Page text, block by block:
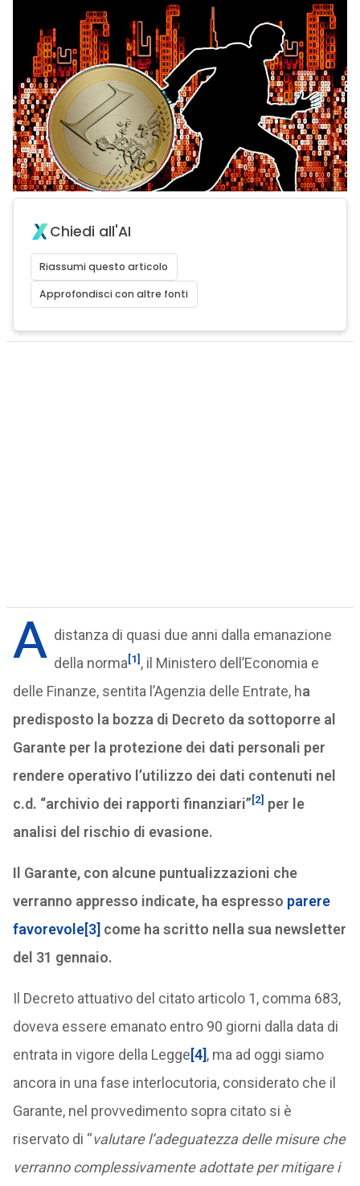
Chiedi all'AI
Riassumi questo articolo
Approfondisci con altre fonti
A distanza di quasi due anni dalla emanazione
della norma[1] , il Ministero dell’Economia e
delle Finanze, sentita l’Agenzia delle Entrate, ha
predisposto la bozza di Decreto da sottoporre al
Garante per la protezione dei dati personali per
rendere operativo l’utilizzo dei dati contenuti nel
c.d. “archivio dei rapporti finanziari”[2] per le
analisi del rischio di evasione.
Il Garante, con alcune puntualizzazioni che
verranno appresso indicate, ha espresso parere
favorevole[3] come ha scritto nella sua newsletter
del 31 gennaio.
Il Decreto attuativo del citato articolo 1, comma 683,
doveva essere emanato entro 90 giorni dalla data di
entrata in vigore della Legge[4], ma ad oggi siamo
ancora in una fase interlocutoria, considerato che il
Garante, nel provvedimento sopra citato si è
riservato di “valutare l’adeguatezza delle misure che
verranno complessivamente adottate per mitigare i